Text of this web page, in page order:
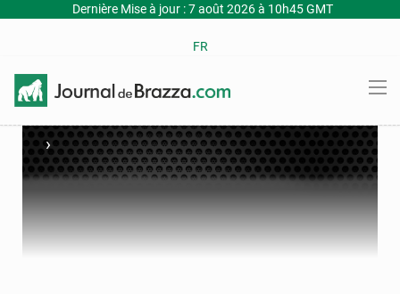
Dernière Mise à jour : 7 août 2026 à 10h45 GMT
FR
›